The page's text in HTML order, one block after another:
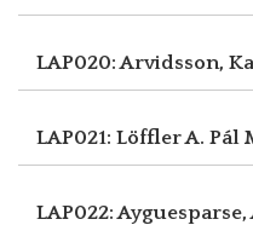
LAP020: Arvidsson,
LAP021: Löffler A. Pál
LAP022: